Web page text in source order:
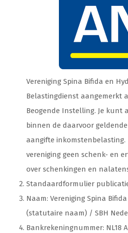
Vereniging Spina Bifida en
Belastingdienst aangemerkt
Beogende Instelling. Je kunt
binnen de daarvoor
aangifte
vereniging geen schenk- en
over schenkingen en
Standaardformulier
Naam: Vereniging Spina
(statutaire naam) / SBH
Bankrekeningnummer: NL18